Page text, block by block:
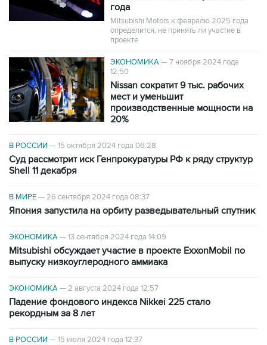
года
Mitsubishi Motors к февралю 2025 года
определится, не принять ли участие в
проекте
ЭКОНОМИКА—7 ноября 2024 года
12:50
Nissan сократит 9 тыс. рабочих
мест и уменьшит
производственные мощности на
20%
В РОССИИ—15 октября 2024 года 06:28
Суд рассмотрит иск Генпрокуратуры РФ к ряду структур
Shell 11 декабря
В МИРЕ—26 сентября 2024 года 08:37
Япония запустила на орбиту разведывательный спутник
ЭКОНОМИКА—13 сентября 2024 года 14:09
Mitsubishi обсуждает участие в проекте ExxonMobil по
выпуску низкоуглеродного аммиака
ЭКОНОМИКА—2 августа 2024 года 12:57
Падение фондового индекса Nikkei 225 стало
рекордным за 8 лет
В РОССИИ—15 июля 2024 года 12:37